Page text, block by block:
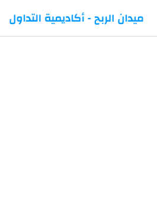
ميدان الربح - أكاديمية التداول